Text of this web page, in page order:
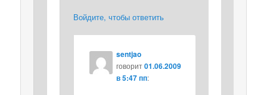
Войдите, чтобы ответить
sentjao
говорит01.06.2009
в 5:47 пп: